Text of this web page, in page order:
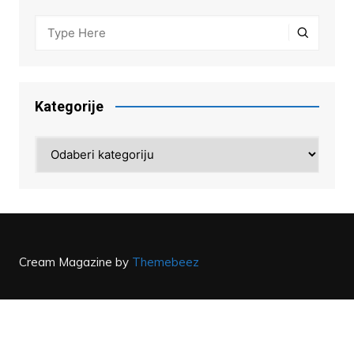
Kategorije
Cream Magazine by Themebeez